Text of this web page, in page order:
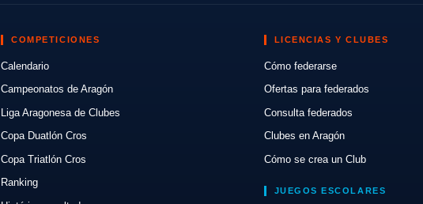
COMPETICIONES
Calendario
Campeonatos de Aragón
Liga Aragonesa de Clubes
Copa Duatlón Cros
Copa Triatlón Cros
Ranking
LICENCIAS Y CLUBES
Cómo federarse
Ofertas para federados
Consulta federados
Clubes en Aragón
Cómo se crea un Club
JUEGOS ESCOLARES